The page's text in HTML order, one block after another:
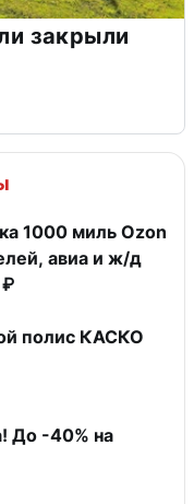
закрыли
1000 миль Ozon
авиа и ж/д
₽
полис КАСКО
До -40% на